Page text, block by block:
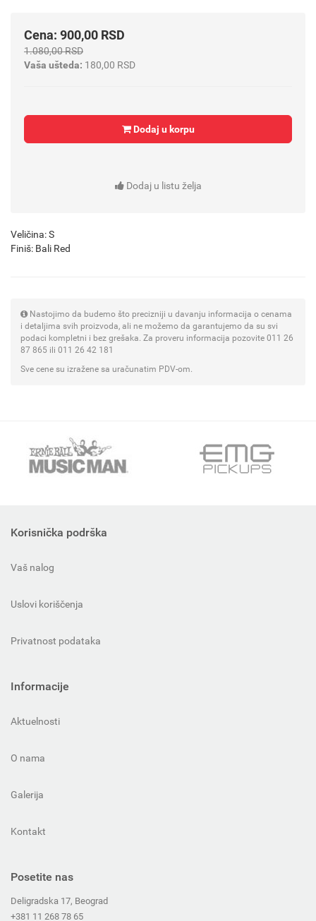
Cena: 900,00 RSD
1.080,00 RSD
Vaša ušteda: 180,00 RSD
Dodaj u korpu
Dodaj u listu želja
Veličina: S
Finiš: Bali Red
Nastojimo da budemo što precizniji u davanju informacija o cenama
i detaljima svih proizvoda, ali ne možemo da garantujemo da su svi
podaci kompletni i bez grešaka. Za proveru informacija pozovite 011 26
87 865 ili 011 26 42 181
Sve cene su izražene sa uračunatim PDV-om.
Korisnička podrška
Vaš nalog
Uslovi koriščenja
Privatnost podataka
Informacije
Aktuelnosti
O nama
Galerija
Kontakt
Posetite nas
Deligradska 17, Beograd
+381 11 268 78 65